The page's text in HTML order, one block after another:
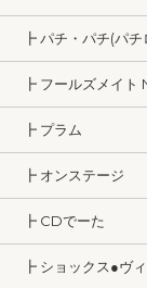
┣ パチ・パチ(パチ
┣ フールズメイト
┣ プラム
┣ オンステージ
┣ CDでーた
┣ ショックス●ヴ